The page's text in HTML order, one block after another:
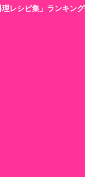
理レシピ集」ランキン